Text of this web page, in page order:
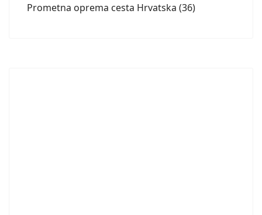
Prometna oprema cesta Hrvatska (36)